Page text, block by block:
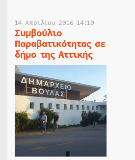
14 Απριλίου 2016 14:10
Συμβούλιο
Παραβατικότητας σε
δήμο της Αττικής